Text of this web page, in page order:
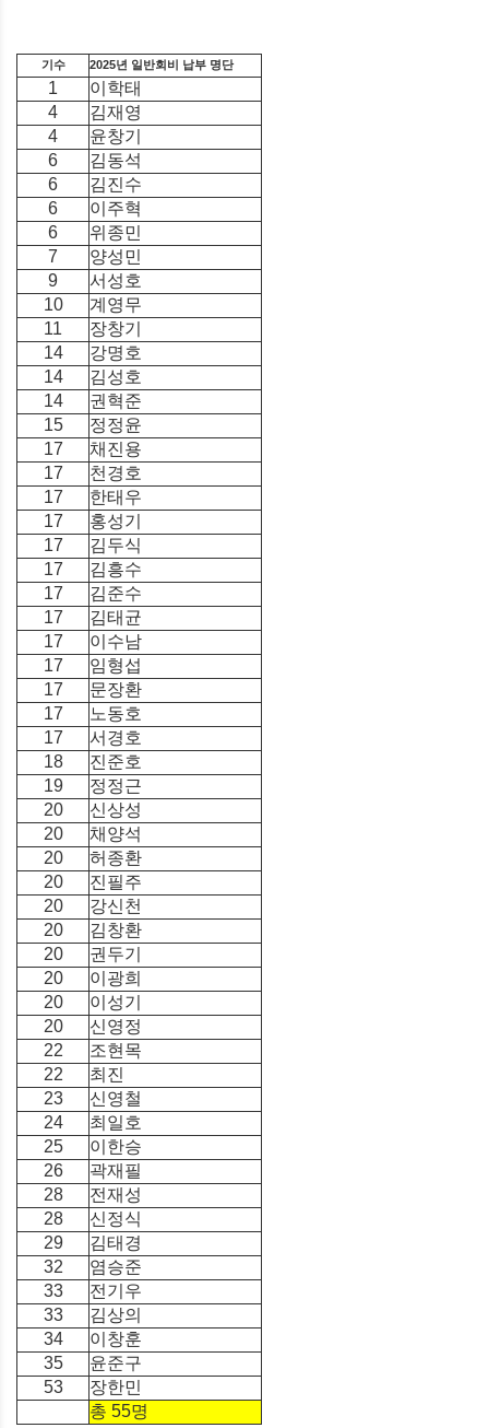
기수 2025년 일반회비 납부 명단
1
이학태
4
김재영
4
윤창기
6
김동석
6
김진수
6
이주혁
6
위종민
7
양성민
9
서성호
10
계영무
11
장창기
14
강명호
14
김성호
14
권혁준
15
정정윤
17
채진용
17
천경호
17
한태우
17
홍성기
17
김두식
17
김흥수
17
김준수
17
김태균
17
이수남
17
임형섭
17
문장환
17
노동호
17
서경호
18
진준호
19
정정근
20
신상성
20
채양석
20
허종환
20
진필주
20
강신천
20
김창환
20
권두기
20
이광희
20
이성기
20
신영정
22
조현목
22
최진
23
신영철
24
최일호
25
이한승
26
곽재필
28
전재성
28
신정식
29
김태경
32
염승준
33
전기우
33
김상의
34
이창훈
35
윤준구
53
장한민
총 55명